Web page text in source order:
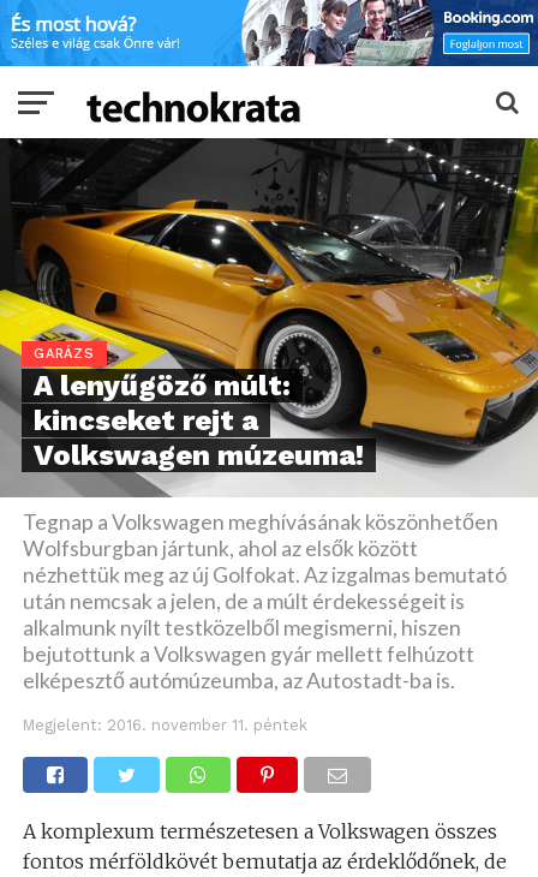
GARÁZS
A lenyűgöző múlt:
kincseket rejt a
Volkswagen múzeuma!
Tegnap a Volkswagen meghívásának köszönhetően
Wolfsburgban jártunk, ahol az elsők között
nézhettük meg az új Golfokat. Az izgalmas bemutató
után nemcsak a jelen, de a múlt érdekességeit is
alkalmunk nyílt testközelből megismerni, hiszen
bejutottunk a Volkswagen gyár mellett felhúzott
elképesztő autómúzeumba, az Autostadt-ba is.
Megjelent: 2016. november 11. péntek
A komplexum természetesen a Volkswagen összes
fontos mérföldkövét bemutatja az érdeklődőnek, de